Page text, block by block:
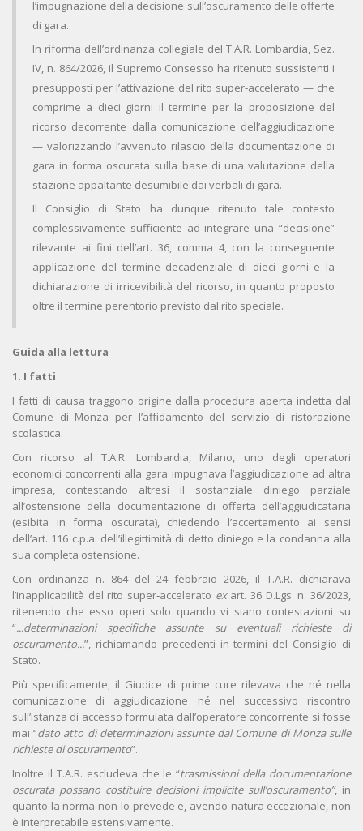
l’impugnazione della decisione sull’oscuramento delle offerte
di gara.
In riforma dell’ordinanza collegiale del T.A.R. Lombardia, Sez.
IV, n. 864/2026, il Supremo Consesso ha ritenuto sussistenti i
presupposti per l’attivazione del rito super‑accelerato — che
comprime a dieci giorni il termine per la proposizione del
ricorso decorrente dalla comunicazione dell’aggiudicazione
— valorizzando l’avvenuto rilascio della documentazione di
gara in forma oscurata sulla base di una valutazione della
stazione appaltante desumibile dai verbali di gara.
Il Consiglio di Stato ha dunque ritenuto tale contesto
complessivamente sufficiente ad integrare una “decisione”
rilevante ai fini dell’art. 36, comma 4, con la conseguente
applicazione del termine decadenziale di dieci giorni e la
dichiarazione di irricevibilità del ricorso, in quanto proposto
oltre il termine perentorio previsto dal rito speciale.
Guida alla lettura
1. I fatti
I fatti di causa traggono origine dalla procedura aperta indetta dal
Comune di Monza per l’affidamento del servizio di ristorazione
scolastica.
Con ricorso al T.A.R. Lombardia, Milano, uno degli operatori
economici concorrenti alla gara impugnava l’aggiudicazione ad altra
impresa, contestando altresì il sostanziale diniego parziale
all’ostensione della documentazione di offerta dell’aggiudicataria
(esibita in forma oscurata), chiedendo l’accertamento ai sensi
dell’art. 116 c.p.a. dell’illegittimità di detto diniego e la condanna alla
sua completa ostensione.
Con ordinanza n. 864 del 24 febbraio 2026, il T.A.R. dichiarava
l’inapplicabilità del rito super‑accelerato ex art. 36 D.Lgs. n. 36/2023,
ritenendo che esso operi solo quando vi siano contestazioni su
“...determinazioni specifiche assunte su eventuali richieste di
oscuramento...”, richiamando precedenti in termini del Consiglio di
Stato.
Più specificamente, il Giudice di prime cure rilevava che né nella
comunicazione di aggiudicazione né nel successivo riscontro
sull’istanza di accesso formulata dall’operatore concorrente si fosse
mai “dato atto di determinazioni assunte dal Comune di Monza sulle
richieste di oscuramento”.
Inoltre il T.A.R. escludeva che le “trasmissioni della documentazione
oscurata possano costituire decisioni implicite sull’oscuramento”, in
quanto la norma non lo prevede e, avendo natura eccezionale, non
è interpretabile estensivamente.